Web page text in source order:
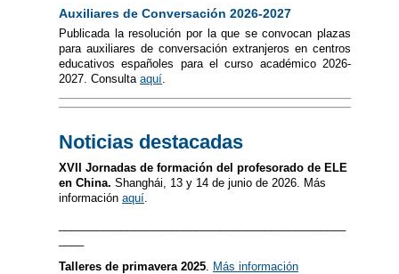
Auxiliares de Conversación 2026-2027
Publicada la resolución por la que se convocan plazas
para auxiliares de conversación extranjeros en centros
educativos españoles para el curso académico 2026-
2027. Consulta aquí
Noticias destacadas
XVII Jornadas de formación del profesorado de ELE
en China. Shanghái, 13 y 14 de junio de 2026. Más
información aquí.
Talleres de primavera 2025 Más información